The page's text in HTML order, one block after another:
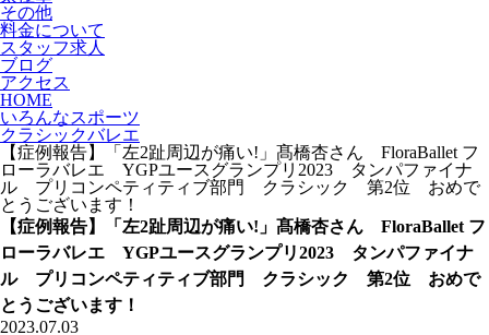
その他
料金について
スタッフ求人
ブログ
アクセス
HOME
いろんなスポーツ
クラシックバレエ
【症例報告】「左2趾周辺が痛い!」髙橋杏さん FloraBallet フ
ローラバレエ YGPユースグランプリ2023 タンパファイナ
ル プリコンペティティブ部門 クラシック 第2位 おめで
とうございます！
【症例報告】「左2趾周辺が痛い!」髙橋杏さん FloraBallet フ
ローラバレエ YGPユースグランプリ2023 タンパファイナ
ル プリコンペティティブ部門 クラシック 第2位 おめで
とうございます！
2023.07.03